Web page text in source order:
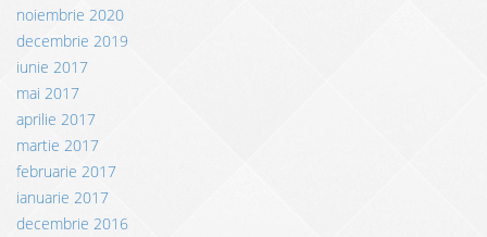
noiembrie 2020
decembrie 2019
iunie 2017
mai 2017
aprilie 2017
martie 2017
februarie 2017
ianuarie 2017
decembrie 2016